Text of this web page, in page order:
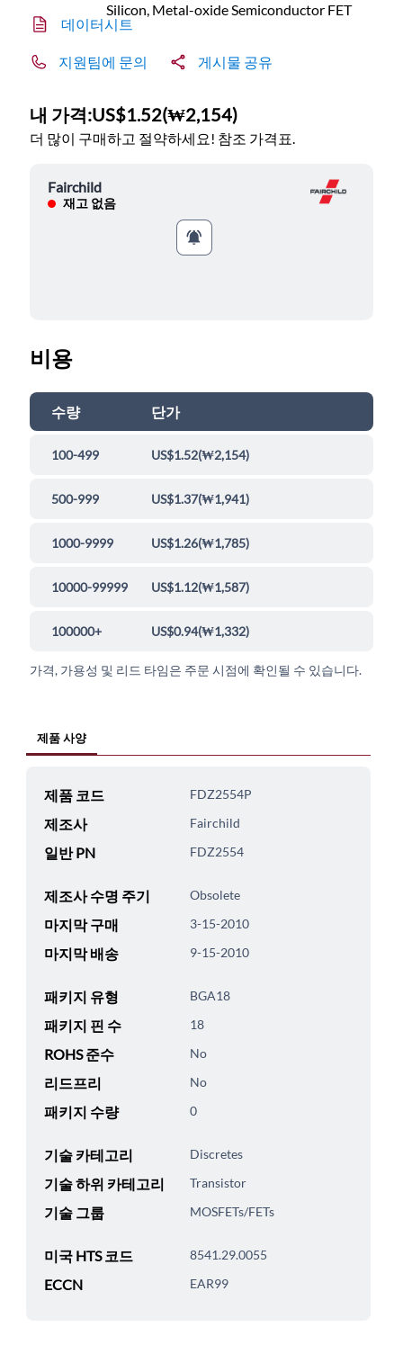
Silicon, Metal-oxide Semiconductor FET
데이터시트
지원팀에 문의 게시물 공유
내 가격:US$1.52(₩2,154)
더 많이 구매하고 절약하세요! 참조 가격표.
Fairchild
재고 없음
비용
수량 단가
100-499 US$1.52(₩2,154)
500-999 US$1.37(₩1,941)
1000-9999 US$1.26(₩1,785)
10000-99999 US$1.12(₩1,587)
100000+ US$0.94(₩1,332)
가격, 가용성 및 리드 타임은 주문 시점에 확인될 수 있습니다.
제품 사양
제품 코드 FDZ2554P
제조사 Fairchild
일반 PN FDZ2554
제조사 수명 주기 Obsolete
마지막 구매 3-15-2010
마지막 배송 9-15-2010
패키지 유형 BGA18
패키지 핀 수 18
ROHS 준수 No
리드프리 No
패키지 수량 0
기술 카테고리 Discretes
기술 하위 카테고리 Transistor
기술 그룹 MOSFETs/FETs
미국 HTS 코드 8541.29.0055
ECCN EAR99